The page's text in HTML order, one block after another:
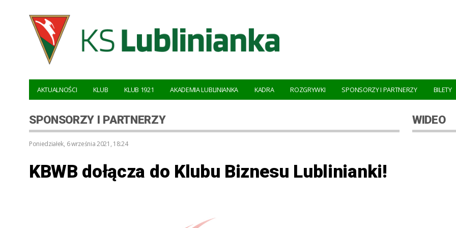
AKTUALNOŚCI KLUB KLUB 1921 AKADEMIA LUBLINIANKA KADRA ROZGRYWKI SPONSORZY I PARTNERZY BILETY
SPONSORZY I PARTNERZY
poniedziałek, 6 września 2021, 18:24
KBWB dołącza do Klubu Biznesu Lublinianki!
WIDEO